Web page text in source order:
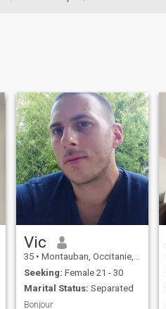
Vic
35 • Montauban, Occitanie, France
Seeking: Female 21 - 30
Marital Status: Separated
Bonjour